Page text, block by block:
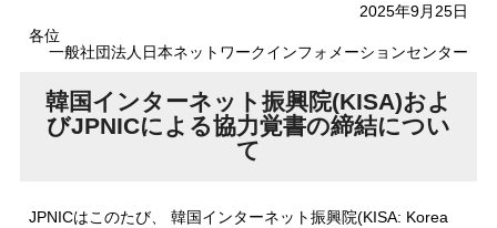
2025年9月25日
各位
一般社団法人日本ネットワークインフォメーションセンター
韓国インターネット振興院(KISA)およ
びJPNICによる協力覚書の締結につい
て
JPNICはこのたび、 韓国インターネット振興院(KISA: Korea